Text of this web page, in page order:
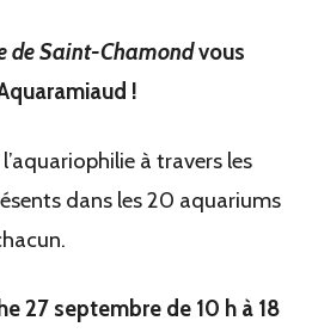
de Saint-Chamondvous
!
à travers les
dans les 20 aquariums
27 septembre de 10 h à 18